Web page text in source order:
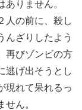
りません。
人の前に、殺し
んざりしたよう
再びゾンビの方
逃げ出そうとし
現れて呆れるっ
ん。